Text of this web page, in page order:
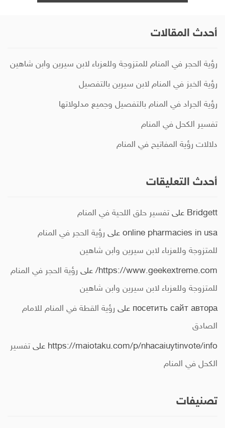
أحدث المقالات
رؤية الحجر في المنام للمتزوجة وللعزباء لابن سيرين وابن شاهين
رؤية الخبز في المنام لابن سيرين بالتفصيل
رؤية الجراد في المنام بالتفصيل وجميع مدلولاتها
تفسير الكحل في المنام
دلالات رؤية المفاتيح في المنام
أحدث التعليقات
Bridgett على تفسير حلق اللحية في المنام
online pharmacies in usa على رؤية الحجر في المنام
للمتزوجة وللعزباء لابن سيرين وابن شاهين
https://www.geekextreme.com/ على رؤية الحجر في المنام
للمتزوجة وللعزباء لابن سيرين وابن شاهين
посетить сайт автора على رؤية القطة في المنام للامام
الصادق
https://maiotaku.com/p/nhacaiuytinvote/info على تفسير
الكحل في المنام
تصنيفات